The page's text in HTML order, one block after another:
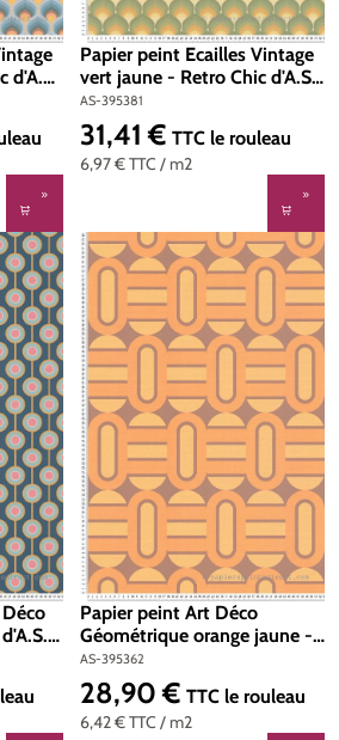
d'A.S.
Papier peint Ecailles Vintage
vert jaune - Retro Chic d'A.S.
Création | Réf. AS-395381
AS-395381
6,97 €TTC / m2
Prix régulier :
31,41 € TTC le rouleau
Papier peint Art Déco
Géométrique orange jaune -
Retro Chic d'A.S. Création |
Réf. AS-395362
AS-395362
6,42 €TTC / m2
Prix régulier :
28,90 € TTC le rouleau